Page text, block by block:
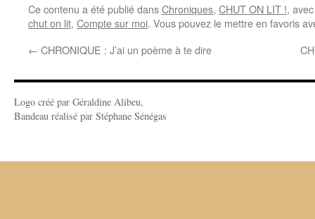
Ce contenu a été publié dansChroniques, CHUT ON LIT !,
chut on lit, Compte sur moi. Vous pouvez le mettre en favoris
← CHRONIQUE : J’ai un poème à te dire
Logo créé par Géraldine Alibeu,
Bandeau réalisé par Stéphane Sénégas